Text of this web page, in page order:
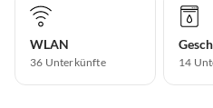
WLAN
36 Unterkünfte 14